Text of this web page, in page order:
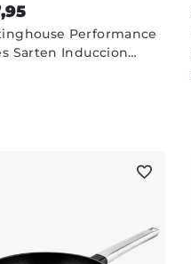
Performance
Sarten Induccion
- 28cm Sartén